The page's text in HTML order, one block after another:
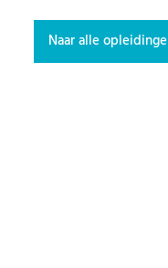
Naar alle